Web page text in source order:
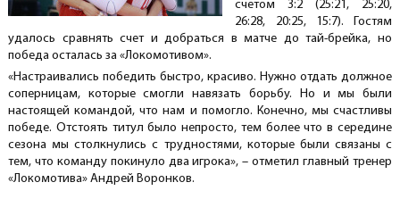
счетом 3:2 (25:21, 25:20,
26:28, 20:25, 15:7). Гостям
удалось сравнять счет и добраться в матче до тай-брейка, но
победа осталась за «Локомотивом».
«Настраивались победить быстро, красиво. Нужно отдать должное
соперницам, которые смогли навязать борьбу. Но и мы были
настоящей командой, что нам и помогло. Конечно, мы счастливы
победе. Отстоять титул было непросто, тем более что в середине
сезона мы столкнулись с трудностями, которые были связаны с
тем, что команду покинуло два игрока», – отметил главный тренер
«Локомотива» Андрей Воронков.